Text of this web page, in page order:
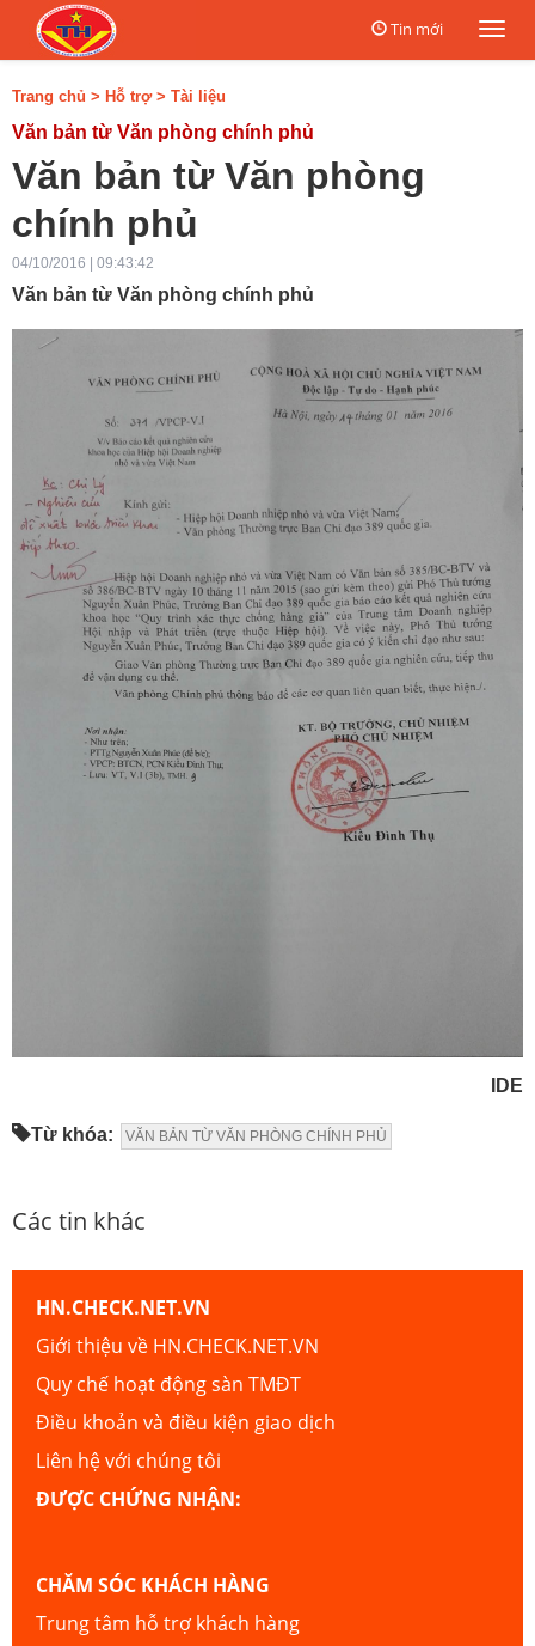
Tin mới
Trang chủ > Hỗ trợ> Tài liệu
Văn bản từ Văn phòng chính phủ
Văn bản từ Văn phòng
chính phủ
04/10/2016 | 09:43:42
Văn bản từ Văn phòng chính phủ
IDE
Từ khóa: VĂN BẢN TỪ VĂN PHÒNG CHÍNH PHỦ
Các tin khác
HN.CHECK.NET.VN
Giới thiệu về HN.CHECK.NET.VN
Quy chế hoạt động sàn TMĐT
Điều khoản và điều kiện giao dịch
Liên hệ với chúng tôi
ĐƯỢC CHỨNG NHẬN:
CHĂM SÓC KHÁCH HÀNG
Trung tâm hỗ trợ khách hàng